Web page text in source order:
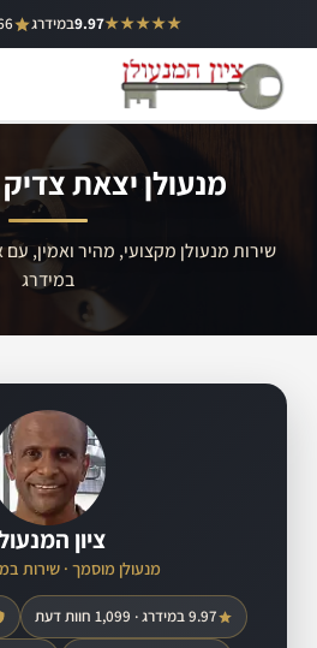
לתוכן
★★★★★
9.97במידרג 66 באר יעקב
ראשון לציון
לוד
רמלה
מנעולן יצאת
במידרג
ציון
מנעולן מוסמך · שירות
9.97 במידרג · 1,099 חוות דעת